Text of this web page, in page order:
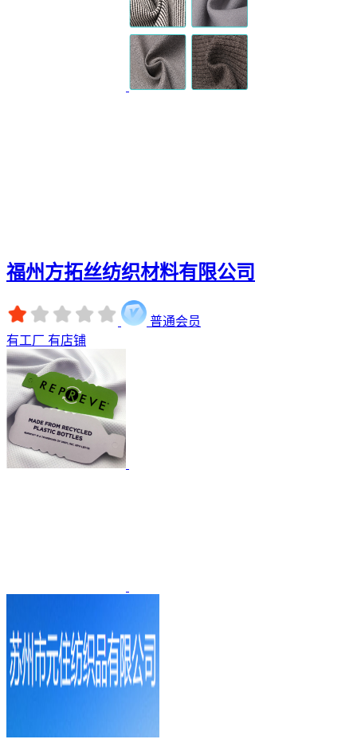
福州方拓丝纺织材料有限公司
普通会员
有工厂 有店铺